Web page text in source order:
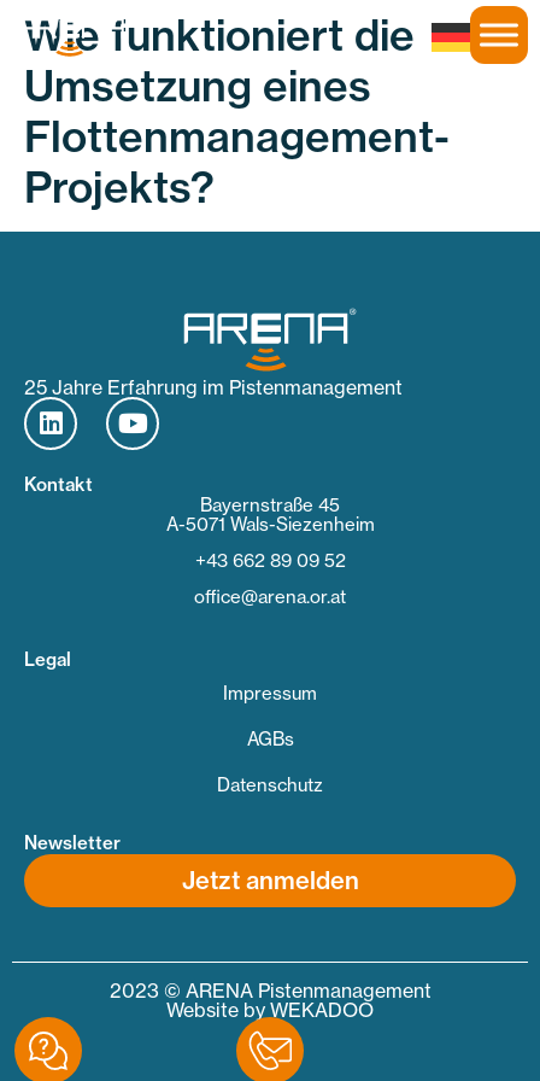
Wie funktioniert die
Umsetzung eines
Flottenmanagement-
Projekts?
25 Jahre Erfahrung im Pistenmanagement
Kontakt
Bayernstraße 45
A-5071 Wals-Siezenheim
+43 662 89 09 52
office@arena.or.at
Legal
Impressum
AGBs
Datenschutz
Newsletter
Jetzt anmelden
2023 © ARENA Pistenmanagement
Website by WEKADOO